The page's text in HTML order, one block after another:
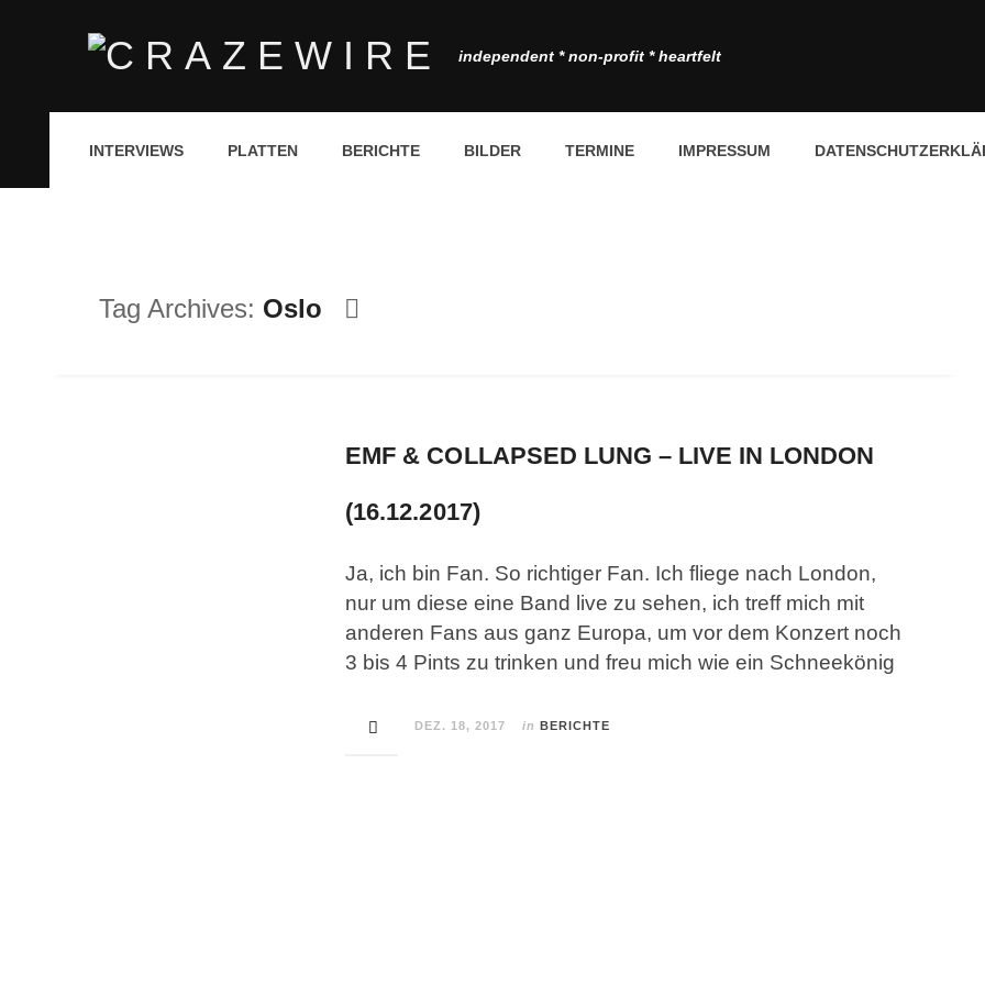
independent * non-profit * heartfelt
INTERVIEWS PLATTEN BERICHTE BILDER TERMINE IMPRESSUM
Tag Archives: Oslo
EMF & COLLAPSED LUNG – LIVE IN LONDON
(16.12.2017)
Ja, ich bin Fan. So richtiger Fan. Ich fliege nach London,
nur um diese eine Band live zu sehen, ich treff mich mit
anderen Fans aus ganz Europa, um vor dem Konzert noch
3 bis 4 Pints zu trinken und freu mich wie ein Schneekönig
DEZ. 18, 2017 in BERICHTE